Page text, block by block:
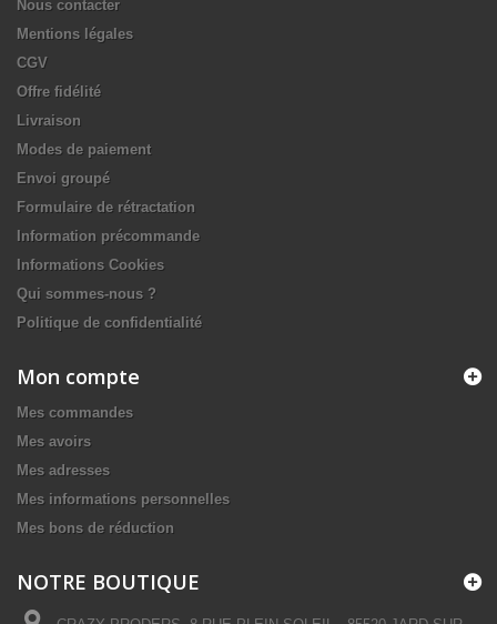
Nous contacter
Mentions légales
CGV
Offre fidélité
Livraison
Modes de paiement
Envoi groupé
Formulaire de rétractation
Information précommande
Informations Cookies
Qui sommes-nous ?
Politique de confidentialité
Mon compte
Mes commandes
Mes avoirs
Mes adresses
Mes informations personnelles
Mes bons de réduction
NOTRE BOUTIQUE